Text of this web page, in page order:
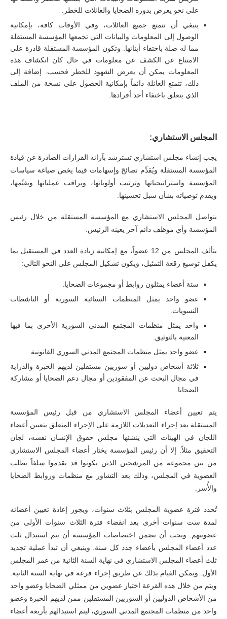
على نحو يعرض بدوره الضحايا والعائلات للخطر.
ينبغي أن تتمتع جميع العائلات، وفي الأوقات كافة، بإمكانية
الوصول إلى المعلومات والبيانات التي تجمعها المؤسسة المستقلة
مما له صلة باختفاء أبنائها. وتكون المؤسسة المستقلة قادرة على
الامتناع عن الكشف عن معلومات في حال كان انكشاف هذه
المعلومات يمكن أن يعرض الشهود للخطر فحسب. إضافة إلى
ذلك، تتمتع العائلة دائماً بإمكانية الحصول على نسخة من الملف
الذي يتعلق باختفاء أحد أفرادها.
المجلس الاستشاري:
يجب إنشاء مجلس استشاري تسترشد بآرائه القرارات الصادرة عن قيادة
المؤسسة المستقلة ويُقدِّم نصائحَ وإسهامات فيما يخص صياغة سياسات
المؤسسة واستراتيجياتها وترتيب أولوياتها، ويراقب عملياتها ويقيِّمها،
ويقدم توصياته بشأن سبل تحسينها.
يتواصل المجلس الاستشاري مع المؤسسة المستقلة من خلال رئيس
المؤسسة وأي موظف دائم آخر يعينه الرئيس.
يتألف المجلس من 12 عضواً، مع إمكانية زيادة العدد في المستقبل بما
يكفل توسيع رقعة التمثيل، ويكون تشكيل المجلس على النحو التالي:
ستة أعضاء يمثلون روابط أو مجموعات الضحايا.
عضو واحد يمثل المنظمات النسائية السورية أو الناشطات
النسويات.
واحد يمثل منظمات المجتمع المدني السورية الأخرى بما فيها
المعنية بالتوثيق.
عضو واحد يمثل منظمات المجتمع المدني السوري القانونية
ثلاثة أشخاص دوليين أو سوريين مستقلين لديهم الخبرة والدراية
في مجال البحث عن المفقودين أو مجال دعم الضحايا أو مشاركة
الضحايا.
يتم تعيين أعضاء المجلس الاستشاري من قبل رئيس المؤسسة
المستقلة بعد إجراء التعديلات اللازمة على الإجراء المتعلق بتعيين أعضاء
اللجان في الهيئات التي ينشئها مجلس حقوق الإنسان نفسه، لجان
التحقيق مثلاً. إلا أن رئيس المؤسسة يختار أعضاء المجلس الاستشاري
من بين مجموعة من المرشحين الذين يكونوا قد تقدموا سلفاً بطلب
العضوية في المجلس، وذلك بعد التشاور مع منظمات وروابط الضحايا
والأُسر.
تُحدد فترة عضوية المجلس بثلاث سنوات، ويجوز إعادة تعيين أعضائه
لمدة ست سنوات أخرى بعد انقضاء فترة الثلاث سنوات الأولى من
عضويتهم. ويجب أن تضمن اختصاصات المؤسسة أن يتم استبدال ثلث
عدد أعضاء المجلس بأعضاء جدد كل سنة. وينبغي أن تبدأ عملية تجديد
ثلث أعضاء المجلس الاستشاري في نهاية السنة الثانية من عمر المجلس
الأول. ويمكن القيام بذلك عن طريق إجراء قرعة في نهاية السنة الثانية.
ويتم من خلال هذه القرعة اختيار عضوين من ممثلي الضحايا وعضو واحد
من الأشخاص الدوليين أو السوريين المستقلين ممن لديهم الخبرة وعضو
واحد من منظمات المجتمع المدني السوري، ليتم استبدالهم بأربعة أعضاء